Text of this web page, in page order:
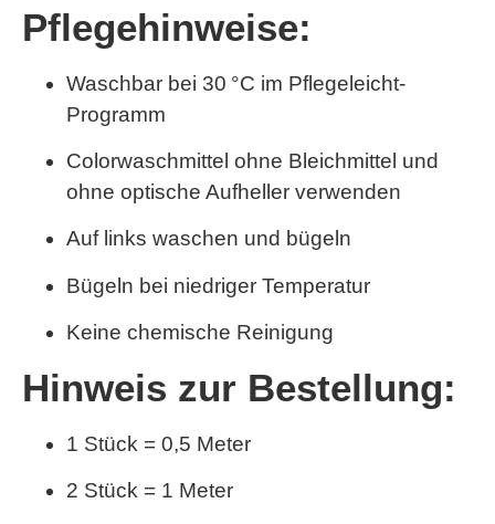
Pflegehinweise:
Waschbar bei 30 °C im Pflegeleicht-
Programm
Colorwaschmittel ohne Bleichmittel und
ohne optische Aufheller verwenden
Auf links waschen und bügeln
Bügeln bei niedriger Temperatur
Keine chemische Reinigung
Hinweis zur Bestellung:
1 Stück = 0,5 Meter
2 Stück = 1 Meter